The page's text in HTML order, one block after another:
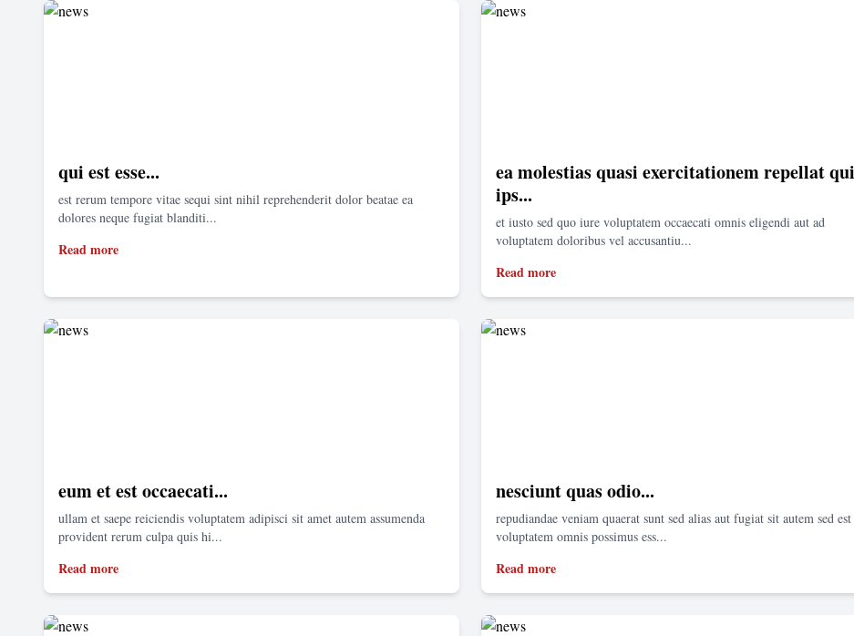
qui est esse...
est rerum tempore vitae sequi sint nihil reprehenderit dolor beatae ea
dolores neque fugiat blanditi...
Read more
ea molestias quasi exercitationem repellat qui
ips...
et iusto sed quo iure voluptatem occaecati omnis eligendi aut ad
voluptatem doloribus vel accusantiu...
Read more
eum et est occaecati...
ullam et saepe reiciendis voluptatem adipisci sit amet autem assumenda
provident rerum culpa quis hi...
Read more
nesciunt quas odio...
repudiandae veniam quaerat sunt sed alias aut fugiat sit autem sed est
voluptatem omnis possimus ess...
Read more